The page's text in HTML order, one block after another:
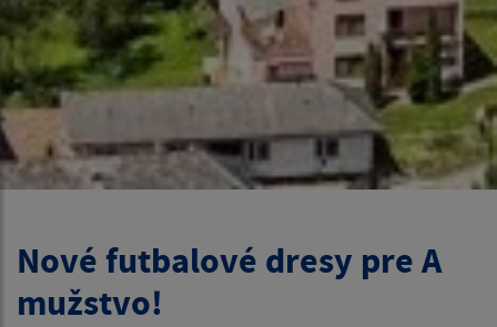
Nové futbalové dresy pre A
mužstvo!